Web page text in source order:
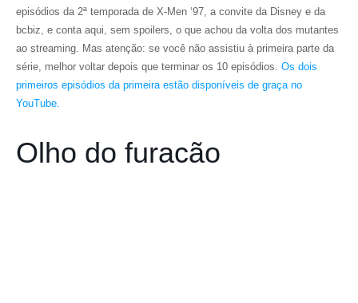
episódios da 2ª temporada de X-Men ‘97, a convite da Disney e da
bcbiz, e conta aqui, sem spoilers, o que achou da volta dos mutantes
ao streaming. Mas atenção: se você não assistiu à primeira parte da
série, melhor voltar depois que terminar os 10 episódios. Os dois
primeiros episódios da primeira estão disponíveis de graça no
YouTube.
Olho do furacão